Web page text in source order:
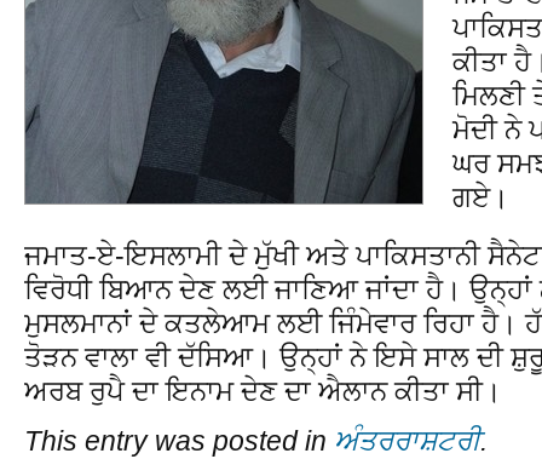
ਕੀਤਾ
ਮਿਲਣੀ
ਮੋਦੀ ਨੇ
ਘਰ
ਗਏ।
ਜਮਾਤ-ਏ-ਇਸਲਾਮੀ ਦੇ ਮੁੱਖੀ ਅਤੇ ਪਾਕਿਸਤਾਨੀ
ਵਿਰੋਧੀ ਬਿਆਨ ਦੇਣ ਲਈ ਜਾਣਿਆ ਜਾਂਦਾ ਹੈ। ਉਨ੍ਹਾਂ
ਮੁਸਲਮਾਨਾਂ ਦੇ ਕਤਲੇਆਮ ਲਈ ਜਿੰਮੇਵਾਰ ਰਿਹਾ ਹੈ।
ਤੋੜਨ ਵਾਲਾ ਵੀ ਦੱਸਿਆ। ਉਨ੍ਹਾਂ ਨੇ ਇਸੇ ਸਾਲ ਦੀ
ਅਰਬ ਰੁਪੈ ਦਾ ਇਨਾਮ ਦੇਣ ਦਾ ਐਲਾਨ ਕੀਤਾ ਸੀ।
This entry was posted in ਅੰਤਰਰਾਸ਼ਟਰੀ.